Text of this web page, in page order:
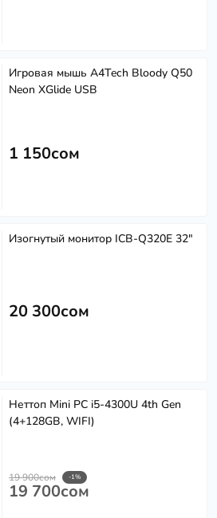
Игровая мышь A4Tech Bloody Q50
Neon XGlide USB
1 150сом
Изогнутый монитор ICB-Q320E 32"
20 300сом
Неттоп Mini PC i5-4300U 4th Gen
(4+128GB, WIFI)
19 900сом -1%
19 700сом